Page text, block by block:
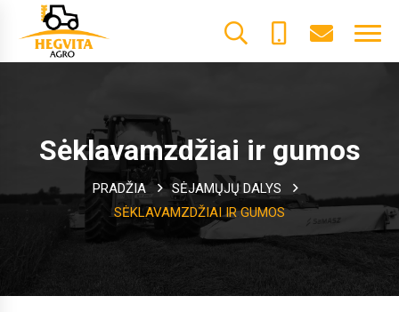
+370
Sėklavamzdžiai ir gumos
PRADŽIA
SĖJAMŲJŲ DALYS
SĖKLAVAMZDŽIAI IR GUMOS